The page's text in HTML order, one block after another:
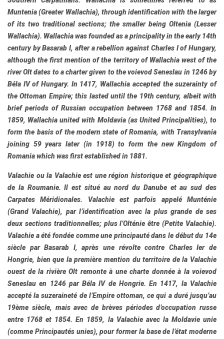
Muntenia(Greater Wallachia), through identification with the larger
of its two traditional sections; the smaller being Oltenia (Lesser
Wallachia). Wallachia was founded as a principality in the early 14th
century by Basarab I, after a rebellion against Charles I of Hungary,
although the first mention of the territory of Wallachia west of the
river Olt dates to a charter given to the voievod Seneslau in 1246 by
Béla IV of Hungary. In 1417, Wallachia accepted the suzerainty of
the Ottoman Empire; this lasted until the 19th century, albeit with
brief periods of Russian occupation between 1768 and 1854. In
1859, Wallachia united with Moldavia (as United Principalities), to
form the basis of the modern state of Romania, with Transylvania
joining 59 years later (in 1918) to form the new Kingdom of
Romania which was first established in 1881.
Valachie oula Valachieest une région historique et géographique
de la Roumanie. Il est situé au nord du Danube et au sud des
Carpates Méridionales. Valachie est parfois appelé Munténie
(Grand Valachie), par l’identification avec la plus grande de ses
deux sections traditionnelles; plus l’Olténie être (Petite Valachie).
Valachie a été fondée comme une principauté dans le début du 14e
siècle par Basarab I, après une révolte contre Charles Ier de
Hongrie, bien que la première mention du territoire de la Valachie
ouest de la rivière Olt remonte à une charte donnée à la voievod
Seneslau en 1246 par Béla IV de Hongrie. En 1417, la Valachie
accepté la suzeraineté de l’Empire ottoman, ce qui a duré jusqu’au
19ème siècle, mais avec de brèves périodes d’occupation russe
entre 1768 et 1854. En 1859, la Valachie avec la Moldavie unie
(comme Principautés unies), pour former la base de l’état moderne